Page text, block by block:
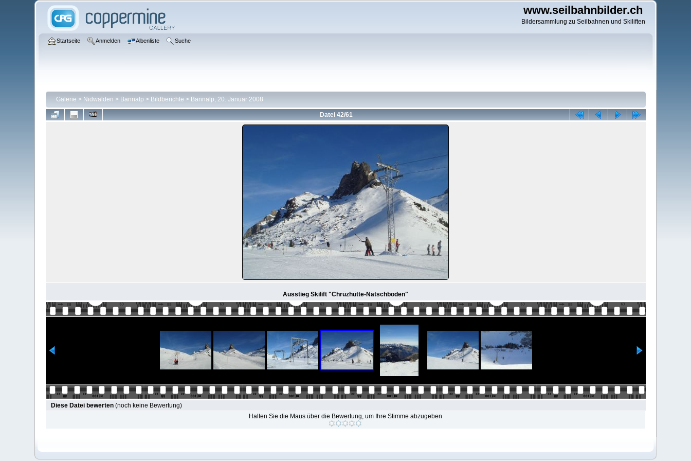
www.seilbahnbilder.ch
Bildersammlung zu Seilbahnen und Skiliften
Startseite Anmelden Albenliste Suche
Galerie > Nidwalden > Bannalp > Bildberichte > Bannalp, 20. Januar 2008
Datei 42/61
Ausstieg Skilift "Chrüzhütte-Nätschboden"
Diese Datei bewerten(noch keine Bewertung)
Halten Sie die Maus über die Bewertung, um Ihre Stimme abzugeben